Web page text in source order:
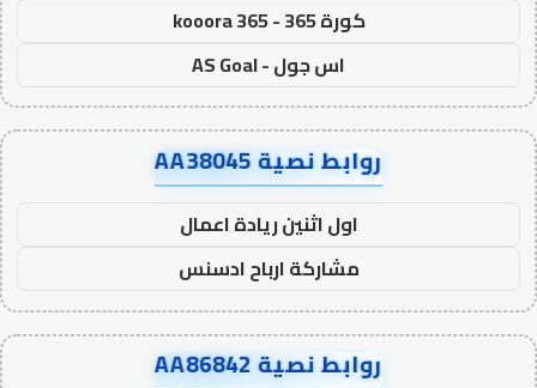
كورة 365 - kooora 365
اس جول - AS Goal
روابط نصية AA38045
اول اثنين ريادة اعمال
مشاركة ارباح ادسنس
روابط نصية AA86842